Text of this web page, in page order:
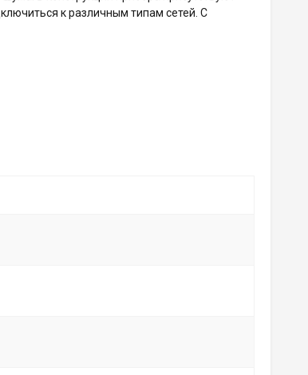
к различным типам сетей. С